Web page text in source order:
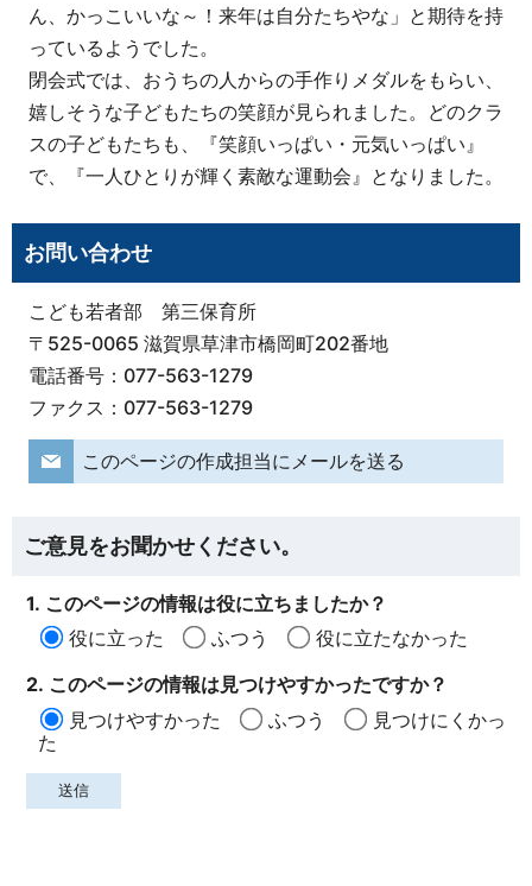
ん、かっこいいな～！来年は自分たちやな」と期待を持
っているようでした。
閉会式では、おうちの人からの手作りメダルをもらい、
嬉しそうな子どもたちの笑顔が見られました。どのクラ
スの子どもたちも、『笑顔いっぱい・元気いっぱい』
で、『一人ひとりが輝く素敵な運動会』となりました。
お問い合わせ
こども若者部 第三保育所
〒525-0065 滋賀県草津市橋岡町202番地
電話番号：077-563-1279
ファクス：077-563-1279
このページの作成担当にメールを送る
ご意見をお聞かせください。
1. このページの情報は役に立ちましたか？
役に立った
ふつう
役に立たなかった
2. このページの情報は見つけやすかったですか？
見つけやすかった
ふつう
見つけにくかっ
た